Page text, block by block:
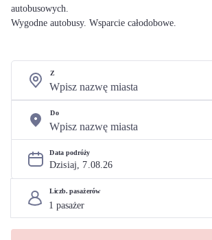
autobusowych.
Wygodne autobusy. Wsparcie całodobowe.
Z
Do
Data podróży
Dzisiaj, 7.08.26
Liczb. pasażerów